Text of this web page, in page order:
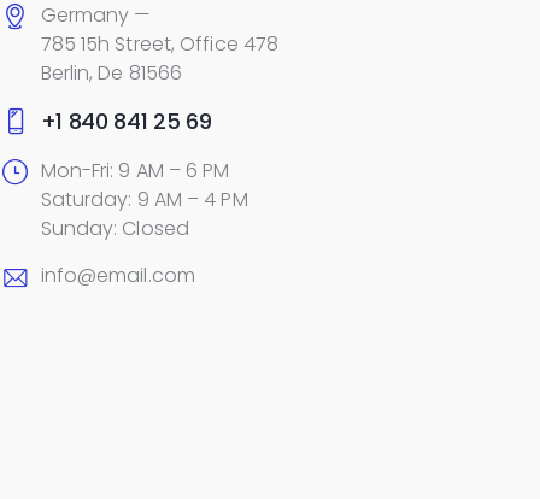
Germany —
785 15h Street, Office 478
Berlin, De 81566
+1 840 841 25 69
Mon-Fri: 9 AM – 6 PM
Saturday: 9 AM – 4 PM
Sunday: Closed
info@email.com